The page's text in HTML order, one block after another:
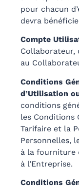
pour chacun
devra
Compte
Collaborateur,
au
Conditions
d’Utilisation
conditions
les Conditions
Tarifaire et la
Personnelles,
à la fourniture
à l’Entreprise.
Conditions